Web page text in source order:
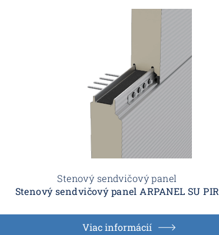
Stenový sendvičový panel
Stenový sendvičový panel ARPANEL SU PIR
Viac informácií